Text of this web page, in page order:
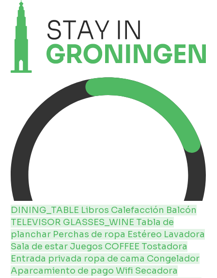
DINING_TABLE Libros Calefacción Balcón
TELEVISOR GLASSES_WINE Tabla de
planchar Perchas de ropa Estéreo Lavadora
Sala de estar Juegos COFFEE Tostadora
Entrada privada ropa de cama Congelador
Aparcamiento de pagoWifi Secadora